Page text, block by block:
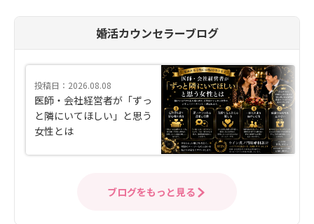
婚活カウンセラーブログ
投稿日：2026.08.08
医師・会社経営者が「ずっ
と隣にいてほしい」と思う
女性とは
ブログをもっと見る